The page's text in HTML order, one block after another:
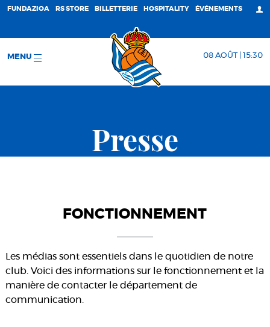
FUNDAZIOA RS STORE BILLETTERIE HOSPITALITY ÉVÉNEMENTS
MENU 08 AOÛT | 15:30
Presse
FONCTIONNEMENT
Les médias sont essentiels dans le quotidien de notre
club. Voici des informations sur le fonctionnement et la
manière de contacter le département de
communication.